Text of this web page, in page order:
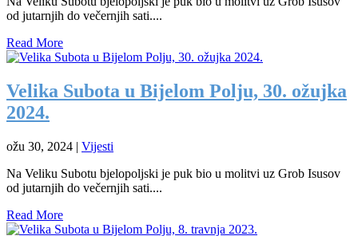
od jutarnjih do večernjih sati....
Read More
Velika Subota u Bijelom Polju, 30. ožujka
2024.
ožu 30, 2024 | Vijesti
Na Veliku Subotu bjelopoljski je puk bio u molitvi uz Grob Isusov
od jutarnjih do večernjih sati....
Read More